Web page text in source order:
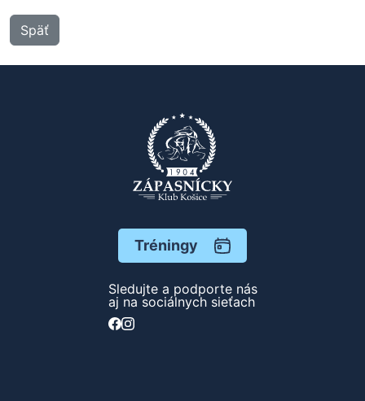
Späť
Tréningy
Sledujte a podporte nás
aj na sociálnych sieťach